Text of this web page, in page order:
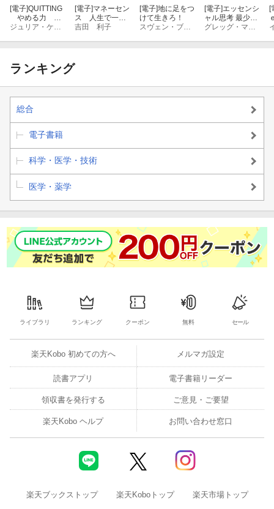
[電子]QUITTING
やめる力 最
良の人生戦略
[電子]マネーセン
ス 人生で一番
大切なことを教
吉田 利子
[電子]地に足をつ
けて生きろ！
[電子]エッセンシ
ャル思考 最少の
時間で成果を最
[
ランキング
総合
電子書籍
科学・医学・技術
医学・薬学
ライブラリ ランキング クーポン 無料 セール
楽天Kobo 初めての方へ メルマガ設定
読書アプリ 電子書籍リーダー
領収書を発行する ご意見・ご要望
楽天Kobo ヘルプ お問い合わせ窓口
楽天ブックストップ 楽天Koboトップ 楽天市場トップ